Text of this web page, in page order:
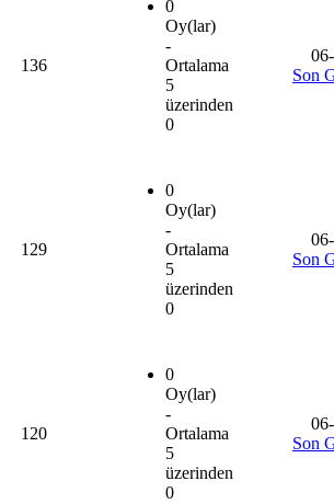
136
0
Oy(lar)
-
Ortalama
5
üzerinden
0
Son
129
0
Oy(lar)
-
Ortalama
5
üzerinden
0
Son
120
0
Oy(lar)
-
Ortalama
5
üzerinden
0
Son